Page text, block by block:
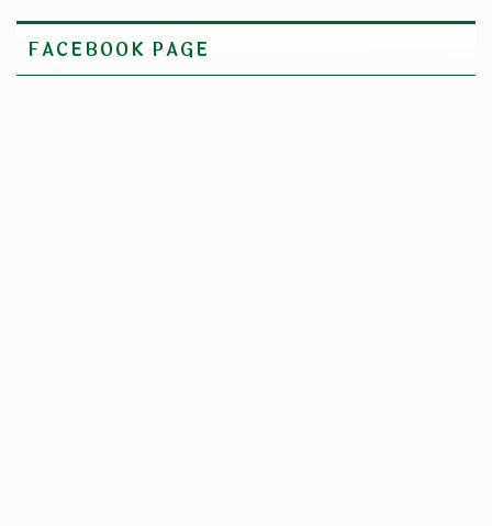
FACEBOOK PAGE